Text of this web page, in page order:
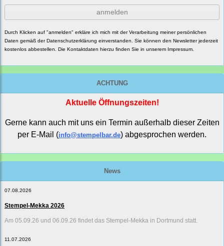
anmelden
Durch Klicken auf "anmelden" erkläre ich mich mit der Verarbeitung meiner persönlichen
Daten gemäß der Datenschutzerklärung einverstanden. Sie können den Newsletter jederzeit
kostenlos abbestellen. Die Kontaktdaten hierzu finden Sie in unserem Impressum.
ACHTUNG
Aktuelle Öffnungszeiten!
Gerne kann auch mit uns ein Termin außerhalb dieser Zeiten
per E-Mail (info@stempelbar.de) abgesprochen werden.
News
07.08.2026
Stempel-Mekka 2026
Am 05.09.26 und 06.09.26 findet das Stempel-Mekka in Dortmund statt.
11.07.2026